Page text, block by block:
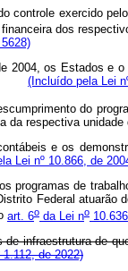
controle exercido
dos
2004, os Estados e
(Incluído pela Lei
do
da respectiva
e os
Lei nº 10.866, de
programas de
Federal atuarão
art. 6o da Lei no
de infraestrutura de
de 2022)